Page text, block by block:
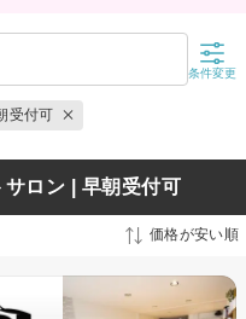
条件変更
受付可
ロン | 早朝受付可
価格が安い順